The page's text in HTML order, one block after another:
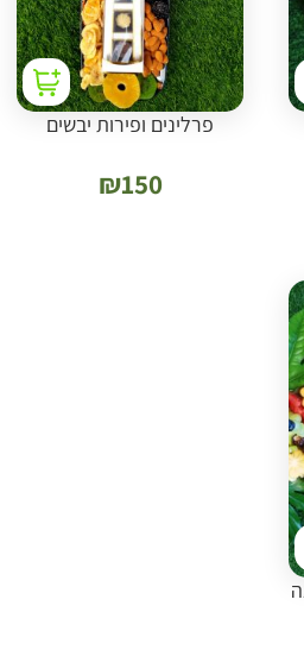
פרלינים ופירות יבשים
₪150